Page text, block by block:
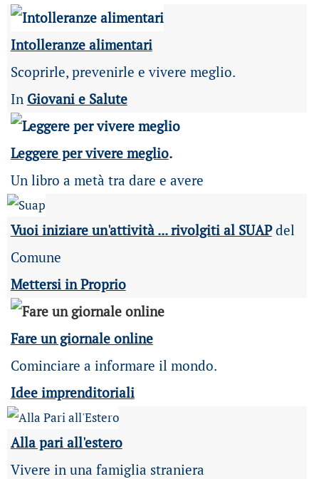
Intolleranze alimentari
Scoprirle, prevenirle e vivere meglio.
In Giovani e Salute
Leggere per vivere meglio.
Un libro a metà tra dare e avere
Vuoi iniziare un'attività ... rivolgiti al SUAPdel
Comune
Mettersi in Proprio
Fare un giornale online
Cominciare a informare il mondo.
Idee imprenditoriali
Alla pari all'estero
Vivere in una famiglia straniera